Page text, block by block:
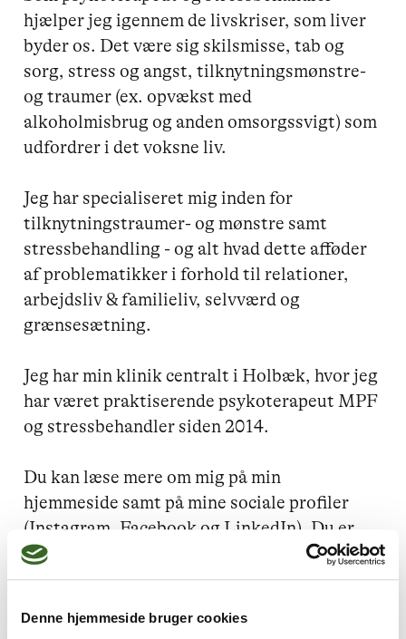
Denne hjemmeside bruger cookies
hjælper jeg igennem de livskriser, som liver
byder os. Det være sig skilsmisse, tab og
sorg, stress og angst, tilknytningsmønstre-
og traumer (ex. opvækst med
alkoholmisbrug og anden omsorgssvigt) som
udfordrer i det voksne liv.
Jeg har specialiseret mig inden for
tilknytningstraumer- og mønstre samt
stressbehandling - og alt hvad dette afføder
af problematikker i forhold til relationer,
arbejdsliv & familieliv, selvværd og
grænsesætning.
Jeg har min klinik centralt i Holbæk, hvor jeg
har været praktiserende psykoterapeut MPF
og stressbehandler siden 2014.
Du kan læse mere om mig på min
hjemmeside samt på mine sociale profiler
(Instagram, Facebook og LinkedIn). Du er
også velkommen til at connecte.
egen personlig udvikling og trivsel er et